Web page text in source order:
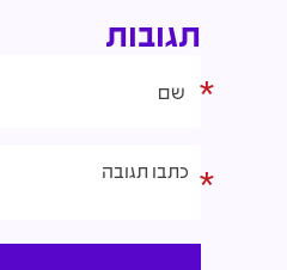
תגובות